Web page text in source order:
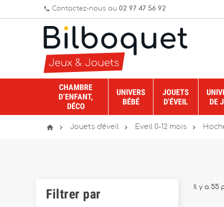
phone Contactez-nous au 02 97 47 56 92
CHAMBRE
D’ENFANT,
DÉCO
UNIVERS
BÉBÉ
JOUETS
D'ÉVEIL
DE
  Jouets d'éveil  Eveil 0-12 mois 
Filtrer par Il y a 55